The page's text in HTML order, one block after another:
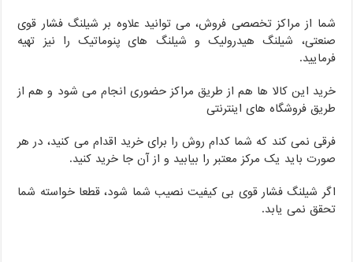
شما از مراکز تخصصی فروش، می توانید علاوه بر شیلنگ فشار قوی
صنعتی، شیلنگ هیدرولیک و شیلنگ های پنوماتیک را نیز تهیه
فرمایید.
خرید این کالا ها هم از طریق مراکز حضوری انجام می شود و هم از
طریق فروشگاه های اینترنتی
فرقی نمی کند که شما کدام روش را برای خرید اقدام می کنید، در هر
صورت باید یک مرکز معتبر را بیابید و از آن جا خرید کنید.
اگر شیلنگ فشار قوی بی کیفیت نصیب شما شود، قطعا خواسته شما
تحقق نمی یابد.